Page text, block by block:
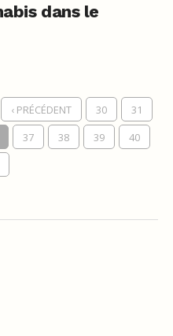
dans le
‹ PRÉCÉDENT 30
31
37 38 39
40